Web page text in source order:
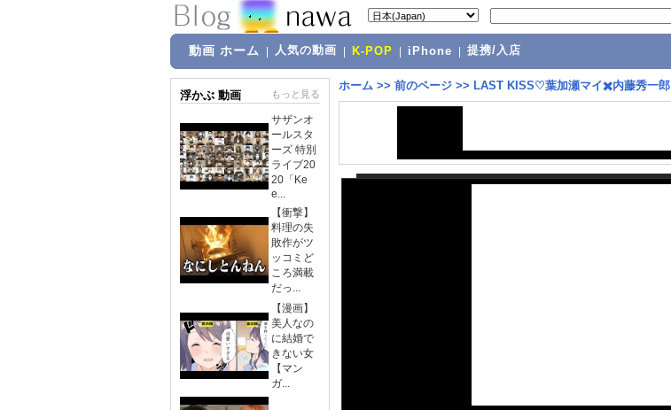
動画 ホーム 人気の動画 K-POP iPhone 提携/入店
浮かぶ 動画 もっと見る
サザンオ
ールスタ
ーズ 特別
ライブ20
20「Ke
e...
【衝撃】
料理の失
敗作がツ
ッコミど
ころ満載
だっ...
【漫画】
美人なの
に結婚で
きない女
【マン
ガ...
ホーム >> 前のページ >> LAST KISS♡葉加瀬マイ✖️内藤秀一郎